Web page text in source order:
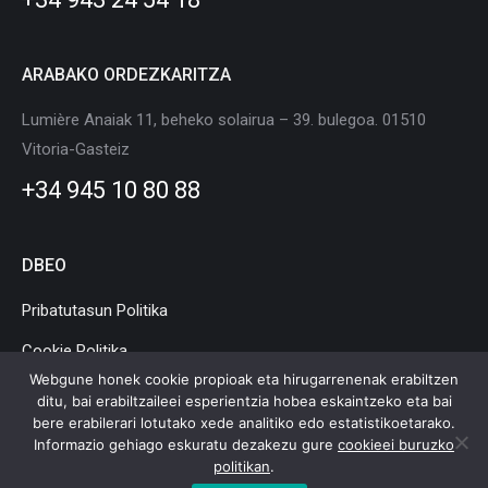
ARABAKO ORDEZKARITZA
Lumière Anaiak 11, beheko solairua – 39. bulegoa. 01510
Vitoria-Gasteiz
+34 945 10 80 88
DBEO
Pribatutasun Politika
Cookie Politika
Lege Oharra
Euskadiko Mugikortasun eta Logistika Klusterra © Copyright |
Webgune honek cookie propioak eta hirugarrenenak erabiltzen
ditu, bai erabiltzaileei esperientzia hobea eskaintzeko eta bai
bere erabilerari lotutako xede analitiko edo estatistikoetarako.
Informazio gehiago eskuratu dezakezu gure cookieei buruzko
politikan.